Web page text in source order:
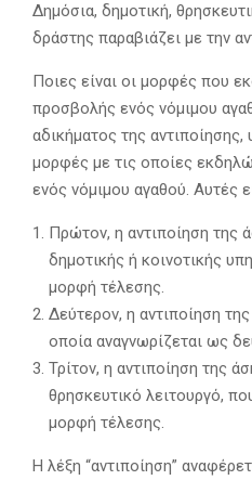
Δημόσια, δημοτική,
δράστης παραβιάζει με την
Ποιες είναι οι μορφές που
προσβολής ενός νόμιμου
αδικήματος της αντιποίησης,
μορφές με τις οποίες
ενός νόμιμου αγαθού. Αυτές
Πρώτον, η αντιποίηση της
δημοτικής ή κοινοτικής
μορφή τέλεσης.
Δεύτερον, η αντιποίηση
οποία αναγνωρίζεται ως
Τρίτον, η αντιποίηση της
θρησκευτικό λειτουργό,
μορφή τέλεσης.
Η λέξη “αντιποίηση”